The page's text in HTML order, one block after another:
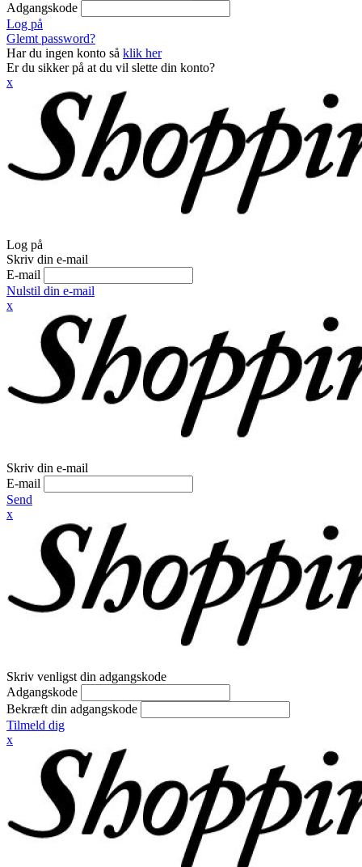
Adgangskode
Log på
Glemt password?
Har du ingen konto så klik her
Er du sikker på at du vil slette din konto?
x
Log på
Skriv din e-mail
E-mail
Nulstil din e-mail
x
Skriv din e-mail
E-mail
Send
x
Skriv venligst din adgangskode
Adgangskode
Bekræft din adgangskode
Tilmeld dig
x